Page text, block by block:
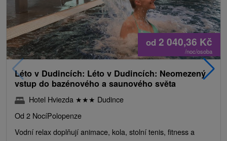
od 2 040,36 Kč
/noc/osoba
Léto v Dudincích: Léto v Dudincích: Neomezený
vstup do bazénového a saunového světa
Hotel Hviezda ★★★ Dudince
Od 2 NocíPolopenze
Vodní relax doplňují animace, kola, stolní tenis, fitness a